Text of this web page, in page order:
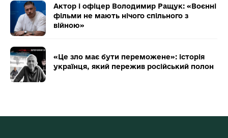
Актор і офіцер Володимир Ращук: «Воєнні
фільми не мають нічого спільного з
війною»
«Це зло має бути переможене»: історія
українця, який пережив російський полон